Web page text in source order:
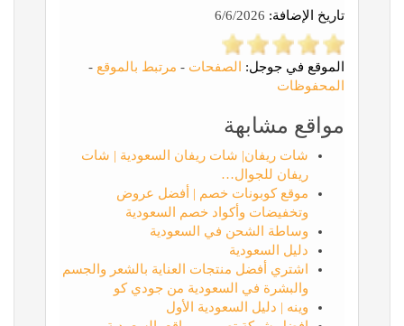
تاريخ الإضافة:
الموقع في جوجل: الصفحات - مرتبط بالموقع -
المحفوظات
مواقع مشابهة
شات ريفان| شات ريفان السعودية | شات
ريفان للجوال…
موقع كوبونات خصم | أفضل عروض
وتخفيضات وأكواد خصم السعودية
وساطة الشحن في السعودية
دليل السعودية
اشتري أفضل منتجات العناية بالشعر والجسم
والبشرة في السعودية من جودي كو
وينه | دليل السعودية الأول